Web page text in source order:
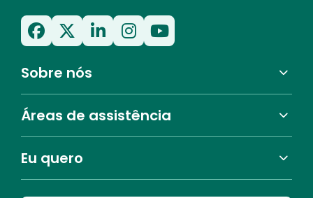
Sobre nós
Áreas de assistência
Eu quero